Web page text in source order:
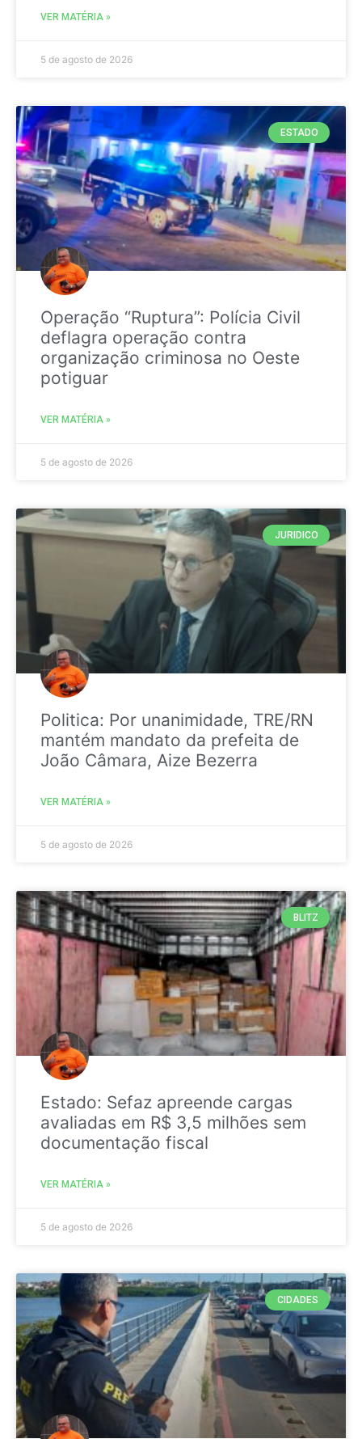
VER MATÉRIA »
5 de agosto de 2026
ESTADO
Operação “Ruptura”: Polícia Civil
deflagra operação contra
organização criminosa no Oeste
potiguar
VER MATÉRIA »
5 de agosto de 2026
JURIDICO
Politica: Por unanimidade, TRE/RN
mantém mandato da prefeita de
João Câmara, Aize Bezerra
VER MATÉRIA »
5 de agosto de 2026
BLITZ
Estado: Sefaz apreende cargas
avaliadas em R$ 3,5 milhões sem
documentação fiscal
VER MATÉRIA »
5 de agosto de 2026
CIDADES